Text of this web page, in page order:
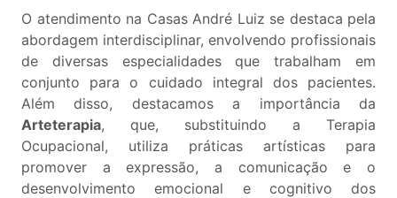
O atendimento na Casas André Luiz se destaca pela
abordagem interdisciplinar, envolvendo profissionais
de diversas especialidades que trabalham em
conjunto para o cuidado integral dos pacientes.
Além disso, destacamos a importância da
Arteterapia, que, substituindo a Terapia
Ocupacional, utiliza práticas artísticas para
promover a expressão, a comunicação e o
desenvolvimento emocional e cognitivo dos